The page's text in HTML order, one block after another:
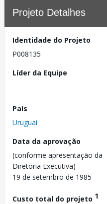
Projeto Detalhes
Identidade do Projeto
P008135
Líder da Equipe
País
Uruguai
Data da aprovação
(conforme apresentação da
Diretoria Executiva)
19 de setembro de 1985
Custo total do projeto 1